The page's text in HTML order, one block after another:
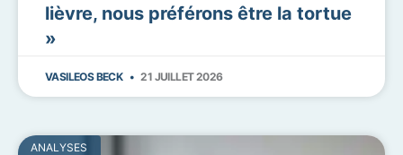
lièvre, nous préférons être la tortue
»
VASILEOS BECK 21 JUILLET 2026
ANALYSES